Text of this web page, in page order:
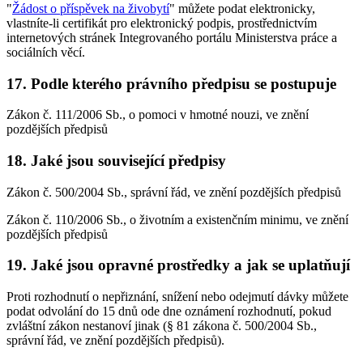
"Žádost o příspěvek na živobytí" můžete podat elektronicky,
vlastníte-li certifikát pro elektronický podpis, prostřednictvím
internetových stránek Integrovaného portálu Ministerstva práce a
sociálních věcí.
17. Podle kterého právního předpisu se postupuje
Zákon č. 111/2006 Sb., o pomoci v hmotné nouzi, ve znění
pozdějších předpisů
18. Jaké jsou související předpisy
Zákon č. 500/2004 Sb., správní řád, ve znění pozdějších předpisů
Zákon č. 110/2006 Sb., o životním a existenčním minimu, ve znění
pozdějších předpisů
19. Jaké jsou opravné prostředky a jak se uplatňují
Proti rozhodnutí o nepřiznání, snížení nebo odejmutí dávky můžete
podat odvolání do 15 dnů ode dne oznámení rozhodnutí, pokud
zvláštní zákon nestanoví jinak (§ 81 zákona č. 500/2004 Sb.,
správní řád, ve znění pozdějších předpisů).